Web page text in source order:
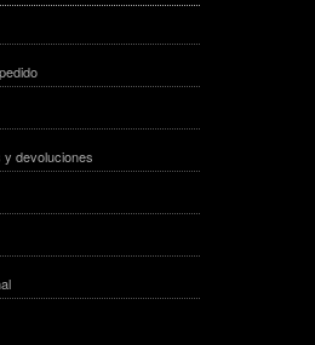
y devoluciones